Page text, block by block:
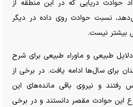
حوادث دریایی که در این منطقه از
نسبت حوادث روی داده در دیگر
بیشتر نیست.
دلایل طبیعی و ماوراء طبیعی برای شرح
برای سال‌ها ادامه یافت. در برخی از
رفتند و نیروی باقی مانده‌های این
این حوادث مقصر دانستند و در برخی